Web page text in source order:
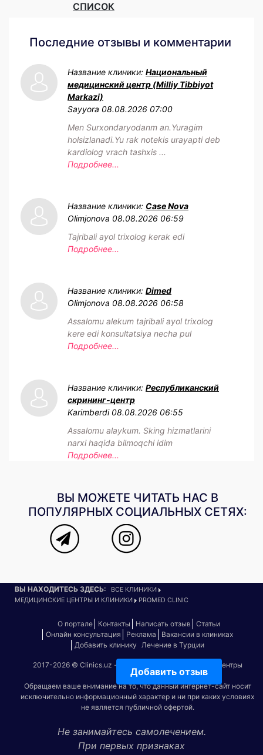
Добавить отзыв
СПИСОК
Последние отзывы и комментарии
Название клиники: Национальный
медицинский центр (Milliy Tibbiyot
Markazi)
Sayyora 08.08.2026 07:00
Men Surxondaryodanm an.Yuragim
holsizlanadi.Yu rak notekis urayapti deb
kardiolog vrach tashxis ...
Подробнее...
Название клиники: Case Nova
Olimjonova 08.08.2026 06:59
Tajribali ayol trixolog kerak edi
Подробнее...
Название клиники: Dimed
Olimjonova 08.08.2026 06:58
Assalomu alekum tajribali ayol trixolog
kere edi konsultatsiya necha pul
Подробнее...
Название клиники: Республиканский
скрининг-центр
Karimberdi 08.08.2026 06:55
Assalomu alaykum. Sking hizmatlarini
narxi haqida bilmoqchi idim
Подробнее...
ВЫ МОЖЕТЕ ЧИТАТЬ НАС В
ПОПУЛЯРНЫХ СОЦИАЛЬНЫХ СЕТЯХ:
ВЫ НАХОДИТЕСЬ ЗДЕСЬ:
ВСЕ КЛИНИКИ
МЕДИЦИНСКИЕ ЦЕНТРЫ И КЛИНИКИ
PROMED CLINIC
О портале Контакты Написать отзыв
Статьи
Онлайн консультация
Реклама
Вакансии в клиниках
Добавить клинику Лечение в Турции
2017-2026 © Clinics.uz - Все клиники и медицинские центры
Ташкента
Обращаем ваше внимание на то, что данный интернет-сайт носит
исключительно информационный характер и ни при каких условиях
не является публичной офертой.
Не занимайтесь самолечением.
При первых признаках